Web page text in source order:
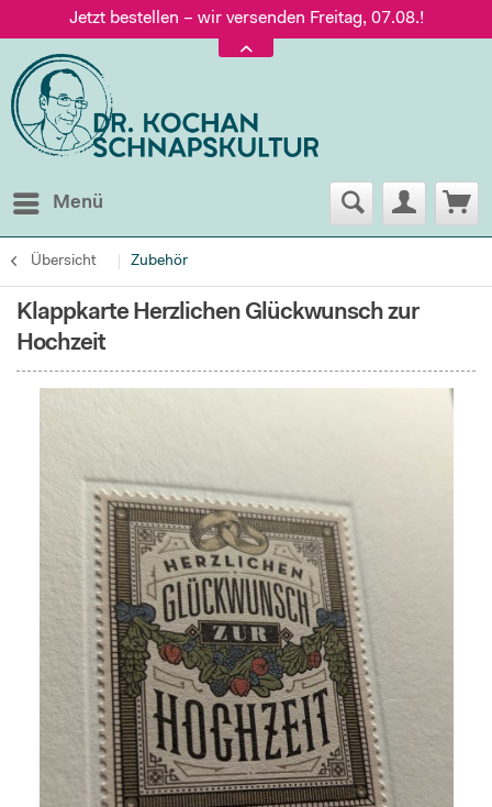
Jetzt bestellen – wir versenden Freitag, 07.08.!
Versand nur 5,60 €, gratis ab 95 € Warenwert
Jetzt bestellen – wir versenden Freitag, 07.08.!
Menü
Übersicht Zubehör
Klappkarte Herzlichen Glückwunsch zur
Hochzeit